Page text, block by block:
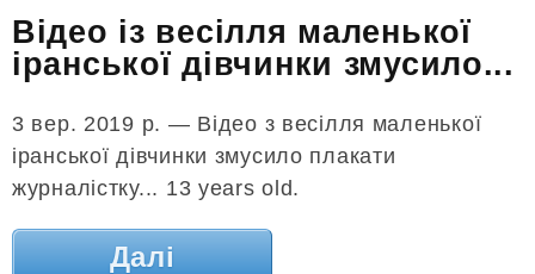
Відео із весілля маленької
іранської дівчинки змусило...
3 вер. 2019 р. — Відео з весілля маленької
іранської дівчинки змусило плакати
журналістку... 13 years old.
Далі